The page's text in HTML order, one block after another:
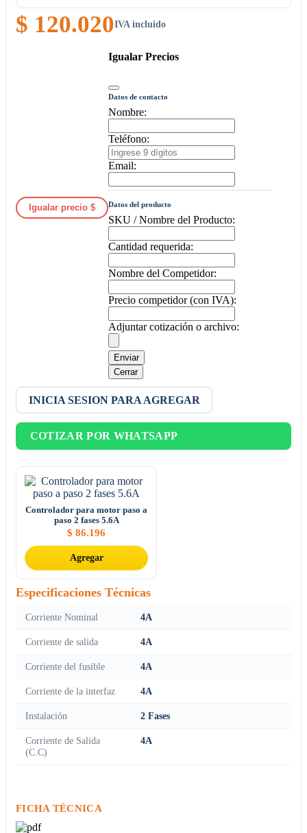
$ 120.020IVA incluido
Igualar precio $
Igualar Precios
Datos de contacto
Nombre:
Teléfono:
Email:
Datos del producto
SKU / Nombre del Producto:
Cantidad requerida:
Nombre del Competidor:
Precio competidor (con IVA):
Adjuntar cotización o archivo:
Enviar
Cerrar
INICIA SESION PARA AGREGAR
COTIZAR POR WHATSAPP
Controlador para motor paso a
paso 2 fases 5.6A
$ 86.196
Agregar
Especificaciones Técnicas
Corriente Nominal 4A
Corriente de salida 4A
Corriente del fusible 4A
Corriente de la interfaz 4A
Instalación 2 Fases
Corriente de Salida
(C.C)
4A
FICHA TÉCNICA